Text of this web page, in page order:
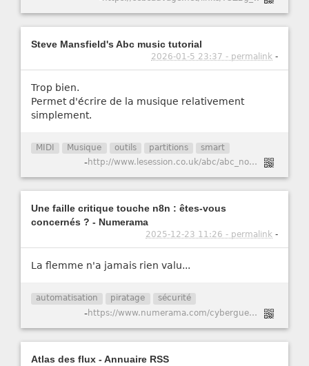
Steve Mansfield's Abc music tutorial
2026-01-5 23:37 - permalink -
Trop bien.
Permet d'écrire de la musique relativement
simplement.
MIDI Musique outils partitions smart
- http://www.lesession.co.uk/abc/abc_notation.htm
Une faille critique touche n8n : êtes-vous
concernés ? - Numerama
2025-12-23 11:26 - permalink -
La flemme n'a jamais rien valu...
automatisation piratage sécurité
- https://www.numerama.com/cyberguerre/2147741-une-faille-critique-touche-n8n-etes-vous-concernes.html
Atlas des flux - Annuaire RSS